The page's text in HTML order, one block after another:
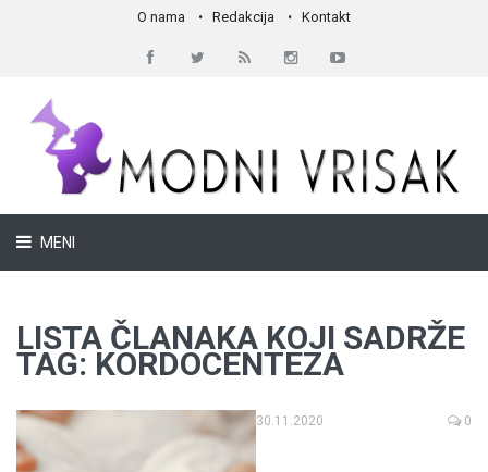
O nama Redakcija Kontakt
MENI
LISTA ČLANAKA KOJI SADRŽE
TAG: KORDOCENTEZA
30.11.2020 0